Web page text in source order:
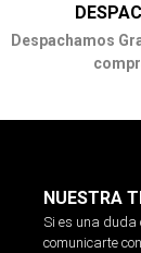
Despachamos
NUESTRA
Si es una duda
comunicarte